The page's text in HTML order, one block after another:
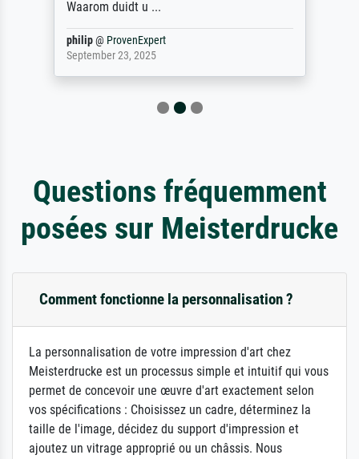
Waarom duidt u ...
philip@ ProvenExpert
September 23, 2025
Questions fréquemment
posées sur Meisterdrucke
Comment fonctionne la personnalisation ?
La personnalisation de votre impression d'art chez
Meisterdrucke est un processus simple et intuitif qui vous
permet de concevoir une œuvre d'art exactement selon
vos spécifications : Choisissez un cadre, déterminez la
taille de l'image, décidez du support d'impression et
ajoutez un vitrage approprié ou un châssis. Nous